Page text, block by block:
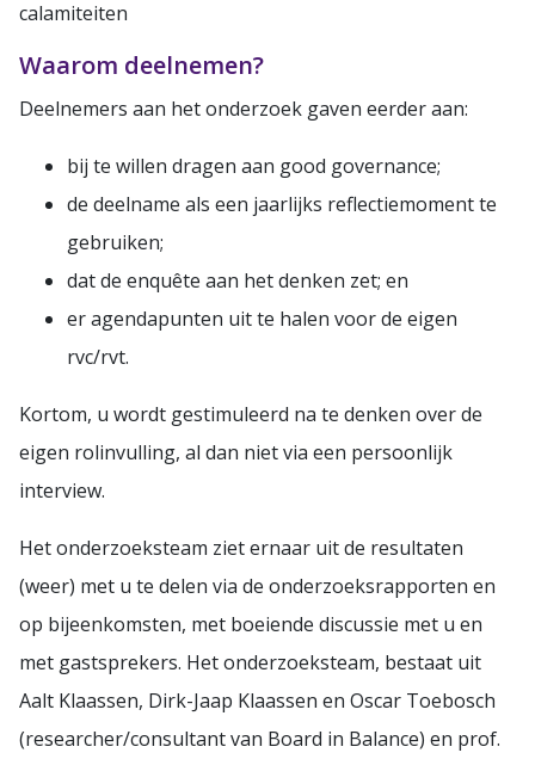
calamiteiten
Waarom deelnemen?
Deelnemers aan het onderzoek gaven eerder aan:
bij te willen dragen aan good governance;
de deelname als een jaarlijks reflectiemoment te
gebruiken;
dat de enquête aan het denken zet; en
er agendapunten uit te halen voor de eigen
rvc/rvt.
Kortom, u wordt gestimuleerd na te denken over de
eigen rolinvulling, al dan niet via een persoonlijk
interview.
Het onderzoeksteam ziet ernaar uit de resultaten
(weer) met u te delen via de onderzoeksrapporten en
op bijeenkomsten, met boeiende discussie met u en
met gastsprekers. Het onderzoeksteam, bestaat uit
Aalt Klaassen, Dirk-Jaap Klaassen en Oscar Toebosch
(researcher/consultant van Board in Balance) en prof.